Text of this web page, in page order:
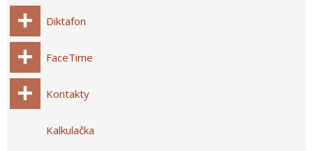
Diktafon
FaceTime
Kontakty
Kalkulačka